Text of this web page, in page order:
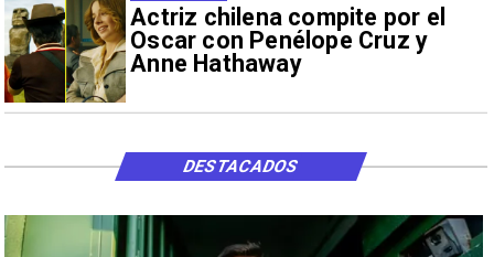
Actriz chilena compite por el
Oscar con Penélope Cruz y
Anne Hathaway
DESTACADOS